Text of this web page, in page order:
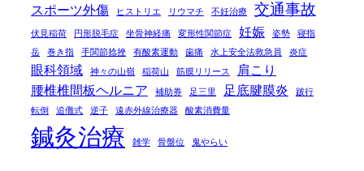
スポーツ外傷
ヒストリエ リウマチ 不妊治療 交通事故
伏見稲荷 円形脱毛症 坐骨神経痛 変形性関節症 妊娠 姿勢
寝指
岳
巻き指 手関節捻挫 有酸素運動 歯痛 水上安全法救急員 炎症
眼科領域 神々の山嶺 稲荷山 筋膜リリース
肩こり
腰椎椎間板ヘルニア
補助券 足三里 足底腱膜炎
跛行
転倒
追儺式 逆子 遠赤外線治療器 酸素消費量
鍼灸治療 雑学 骨盤位 鬼やらい